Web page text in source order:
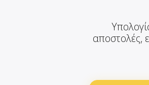
αποστολές,